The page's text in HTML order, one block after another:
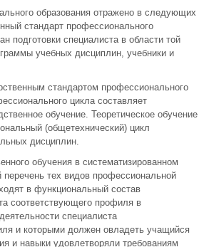
образования отражено в следующих
стандарт профессионального
подготовки специалиста в области той
учебных дисциплин, учебники и
стандартом профессионального
цикла составляет
обучение. Теоретическое обучение
(общетехнический) цикл
дисциплин.
обучения в систематизированном
перечень тех видов профессиональной
в функциональный состав
соответствующего профиля в
специалиста
и которыми должен овладеть учащийся
и навыки удовлетворяли требованиям